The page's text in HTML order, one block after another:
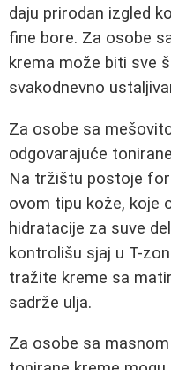
daju prirodan izgled
fine bore. Za osobe
krema može biti sve
svakodnevno
Za osobe sa
odgovarajuće
Na tržištu postoje
ovom tipu kože, koje
hidratacije za suve
kontrolišu sjaj u T-
tražite kreme sa
sadrže ulja.
Za osobe sa